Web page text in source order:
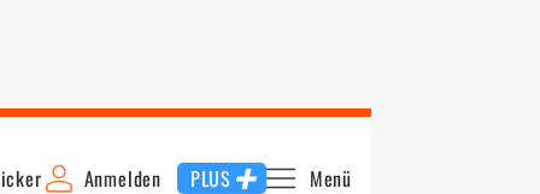
Anmelden PLUS Menü